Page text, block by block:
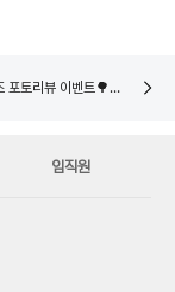
[통합] 🌳아모레리사이클 X 노플라스틱선데이 굿즈 포토리뷰 이벤트🌳 당첨자 발표
임직원